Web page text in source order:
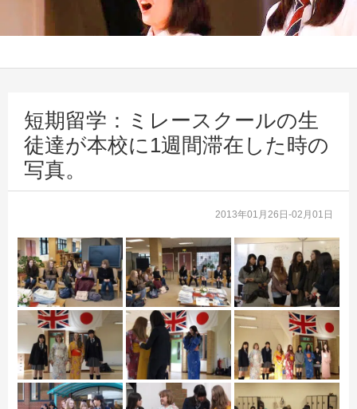
短期留学：ミレースクールの生
徒達が本校に1週間滞在した時の
写真。
2013年01月26日-02月01日